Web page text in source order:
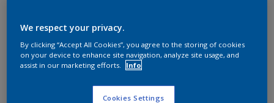
We respect your privacy.
By clicking “Accept All Cookies”, you agree to the storing of cookies
on your device to enhance site navigation, analyze site usage, and
assist in our marketing efforts.
Info
Cookies Settings